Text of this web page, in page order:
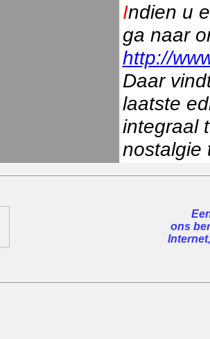
Indien u
ga naar
http://
Daar
laatste
integraal
nostalgie
ons